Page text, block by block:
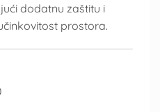
dodatnu zaštitu i
prostora.